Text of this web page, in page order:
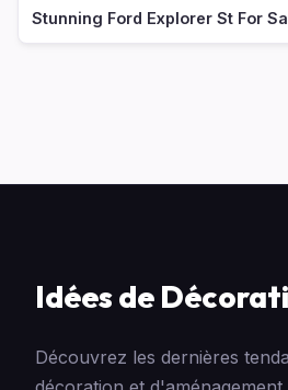
Stunning Ford Explorer St For
Idées de
Découvrez les dernières